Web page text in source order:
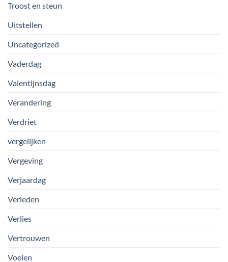
Troost en steun
Uitstellen
Uncategorized
Vaderdag
Valentijnsdag
Verandering
Verdriet
vergelijken
Vergeving
Verjaardag
Verleden
Verlies
Vertrouwen
Voelen